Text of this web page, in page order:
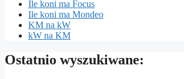
Ile koni ma Focus
Ile koni ma Mondeo
KM na kW
kW na KM
Ostatnio wyszukiwane: